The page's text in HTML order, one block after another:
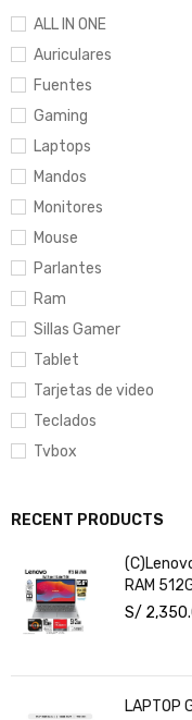
ALL IN ONE
Auriculares
Fuentes
Gaming
Laptops
Mandos
Monitores
Mouse
Parlantes
Ram
Sillas Gamer
Tablet
Tarjetas de video
Teclados
Tvbox
RECENT PRODUCTS
RAM
S/
LAPTOP